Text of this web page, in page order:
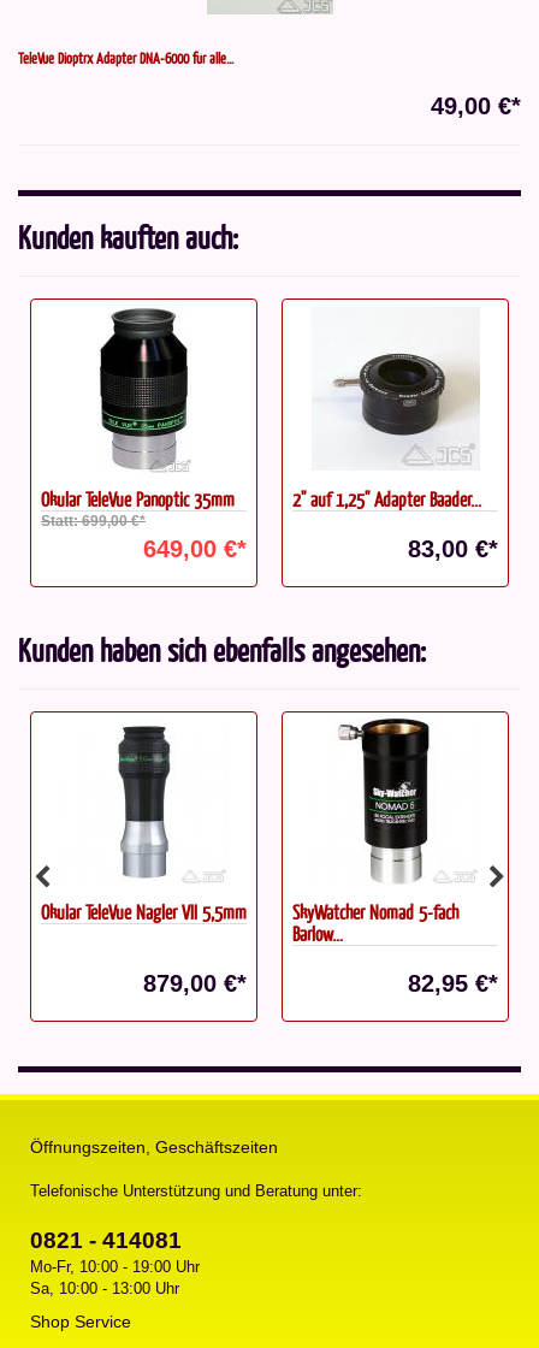
TeleVue Dioptrx Adapter DNA-6000 für alle...
49,00 €*
Kunden kauften auch:
Okular TeleVue Panoptic 35mm
Statt: 699,00 €*
649,00 €*
2'' auf 1,25'' Adapter Baader...
83,00 €*
Kunden haben sich ebenfalls angesehen:
Okular TeleVue Nagler VII 5,5mm
879,00 €*
SkyWatcher Nomad 5-fach
Barlow...
82,95 €*
Öffnungszeiten, Geschäftszeiten
Telefonische Unterstützung und Beratung unter:
0821 - 414081
Mo-Fr, 10:00 - 19:00 Uhr
Sa, 10:00 - 13:00 Uhr
Shop Service